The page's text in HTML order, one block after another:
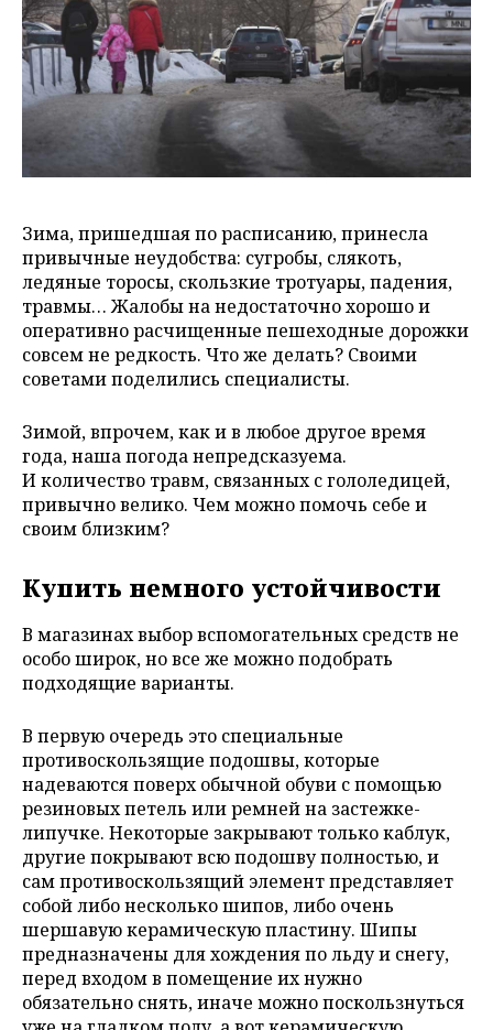
Зима, пришедшая по расписанию, принесла
привычные неудобства: сугробы, слякоть,
ледяные торосы, скользкие тротуары, падения,
травмы…Жалобы на недостаточно хорошо и
оперативно расчищенные пешеходные дорожки
совсем не редкость. Что же делать? Своими
советами поделились специалисты.
Зимой, впрочем, как и в любое другое время
года, наша погода непредсказуема.
Иколичество травм, связанных с гололедицей,
привычно велико. Чем можно помочь себе и
своим близким?
Купить немного устойчивости
В магазинах выбор вспомогательных средств не
особо широк, но все же можно подобрать
подходящие варианты.
В первую очередь это специальные
противоскользящие подошвы, которые
надеваются поверх обычной обуви с помощью
резиновых петель или ремней на застежке-
липучке. Некоторые закрывают только каблук,
другие покрывают всю подошву полностью, и
сам противоскользящий элемент представляет
собой либо несколько шипов, либо очень
шершавую керамическую пластину. Шипы
предназначены для хождения по льду и снегу,
перед входом в помещение их нужно
обязательно снять, иначе можно поскользнуться